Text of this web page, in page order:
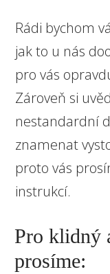
Rádi bychom
jak to u nás
pro vás
Zároveň si
nestandardní
znamenat
proto vás
instrukcí.
Pro klidný
prosíme: